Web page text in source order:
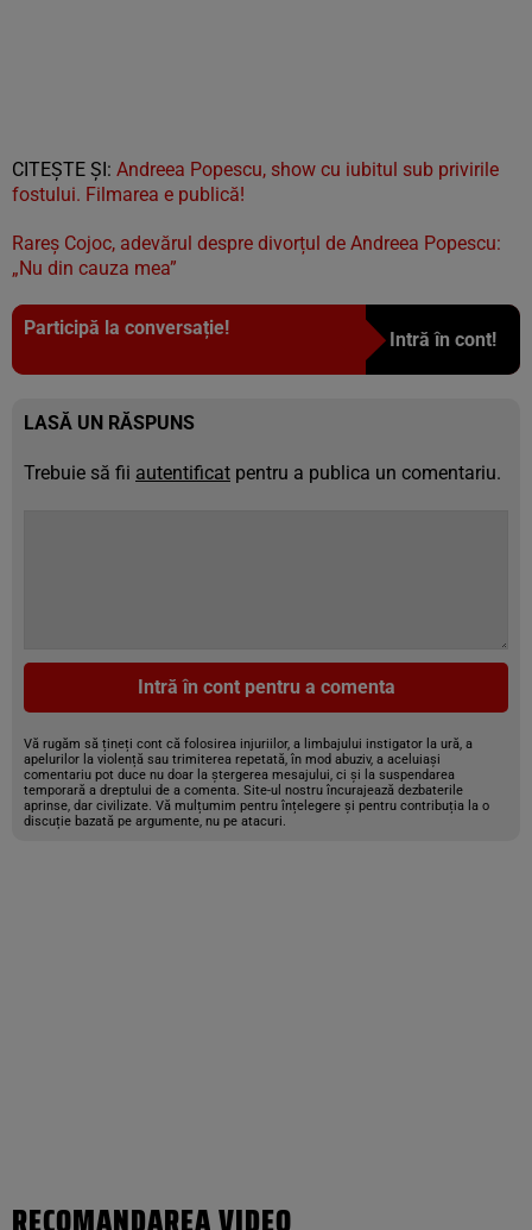
CITEȘTE ȘI: Andreea Popescu, show cu iubitul sub privirile
fostului. Filmarea e publică!
Rareș Cojoc, adevărul despre divorțul de Andreea Popescu:
„Nu din cauza mea”
Participă la conversație!
Intră în cont!
LASĂ UN RĂSPUNS
Trebuie să fii autentificat pentru a publica un comentariu.
Intră în cont pentru a comenta
Vă rugăm să țineți cont că folosirea injuriilor, a limbajului instigator la ură, a
apelurilor la violență sau trimiterea repetată, în mod abuziv, a aceluiași
comentariu pot duce nu doar la ștergerea mesajului, ci și la suspendarea
temporară a dreptului de a comenta. Site-ul nostru încurajează dezbaterile
aprinse, dar civilizate. Vă mulțumim pentru înțelegere și pentru contribuția la o
discuție bazată pe argumente, nu pe atacuri.